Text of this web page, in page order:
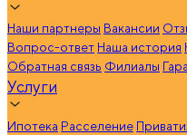
Наши партнеры Вакансии
Вопрос-ответ Наша история
Обратная связь Филиалы
Услуги
Ипотека Расселение